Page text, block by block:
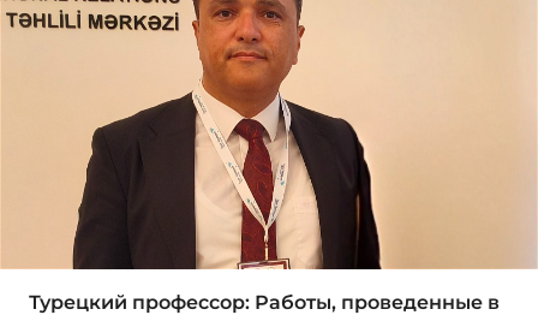
Турецкий профессор: Работы, проведенные в